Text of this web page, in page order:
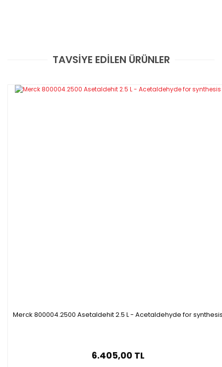
Bu ürüne ilk yorumu siz yapın!
Yorum Yaz
TAVSİYE EDİLEN ÜRÜNLER
Merck 800004.2500 Asetaldehit 2.5 L - Acetaldehyde for
6.405,00 TL